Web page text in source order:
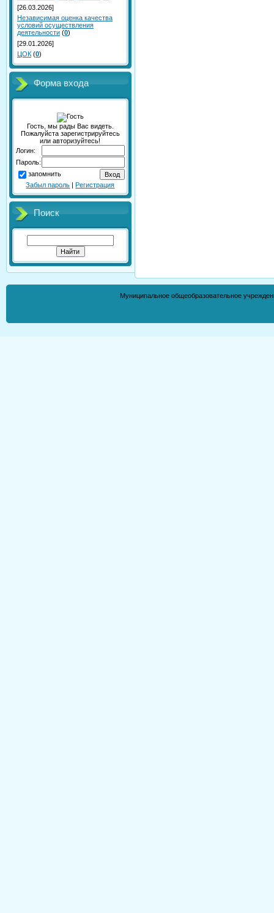
[26.03.2026]
Независимая оценка качества
условий осуществления
деятельности (0)
[29.01.2026]
ЦОК (0)
Форма входа
Гость, мы рады Вас видеть.
Пожалуйста зарегистрируйтесь
или авторизуйтесь!
Логин:
Пароль:
запомнить
Забыл пароль |Регистрация
Поиск
Муниципальное общеобразовательное